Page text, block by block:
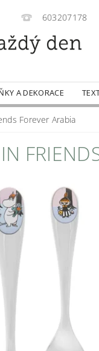
603207178
A DEKORACE
Forever Arabia